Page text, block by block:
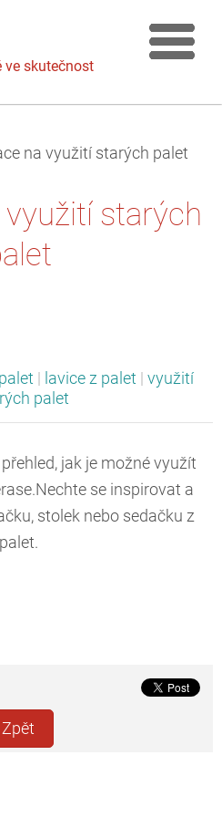
ve skutečnost
na využití starých palet
starých
lavice z palet
využití
palet
jak je možné využít
se inspirovat a
stolek nebo sedačku z
palet.
Zpět